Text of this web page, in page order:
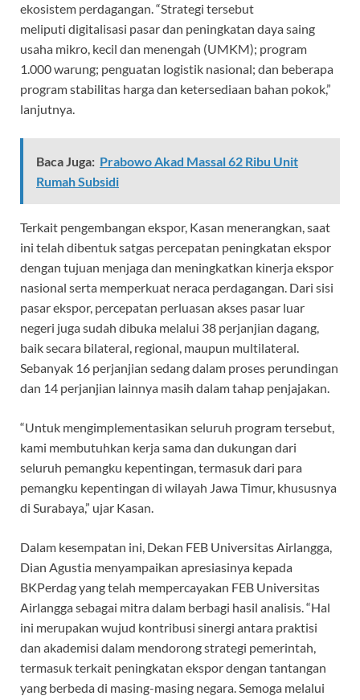
ekosistem perdagangan. “Strategi tersebut
meliputi digitalisasi pasar dan peningkatan daya saing
usaha mikro, kecil dan menengah (UMKM); program
1.000 warung; penguatan logistik nasional; dan beberapa
program stabilitas harga dan ketersediaan bahan pokok,”
lanjutnya.
Baca Juga: Prabowo Akad Massal 62 Ribu Unit
Rumah Subsidi
Terkait pengembangan ekspor, Kasan menerangkan, saat
ini telah dibentuk satgas percepatan peningkatan ekspor
dengan tujuan menjaga dan meningkatkan kinerja ekspor
nasional serta memperkuat neraca perdagangan. Dari sisi
pasar ekspor, percepatan perluasan akses pasar luar
negeri juga sudah dibuka melalui 38 perjanjian dagang,
baik secara bilateral, regional, maupun multilateral.
Sebanyak 16 perjanjian sedang dalam proses perundingan
dan 14 perjanjian lainnya masih dalam tahap penjajakan.
“Untuk mengimplementasikan seluruh program tersebut,
kami membutuhkan kerja sama dan dukungan dari
seluruh pemangku kepentingan, termasuk dari para
pemangku kepentingan di wilayah Jawa Timur, khususnya
di Surabaya,” ujar Kasan.
Dalam kesempatan ini, Dekan FEB Universitas Airlangga,
Dian Agustia menyampaikan apresiasinya kepada
BKPerdag yang telah mempercayakan FEB Universitas
Airlangga sebagai mitra dalam berbagi hasil analisis. “Hal
ini merupakan wujud kontribusi sinergi antara praktisi
dan akademisi dalam mendorong strategi pemerintah,
termasuk terkait peningkatan ekspor dengan tantangan
yang berbeda di masing-masing negara. Semoga melalui